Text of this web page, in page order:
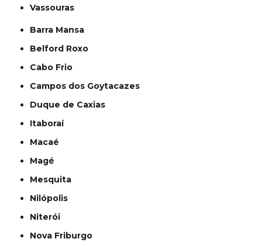
Vassouras
Barra Mansa
Belford Roxo
Cabo Frio
Campos dos Goytacazes
Duque de Caxias
Itaboraí
Macaé
Magé
Mesquita
Nilópolis
Niterói
Nova Friburgo